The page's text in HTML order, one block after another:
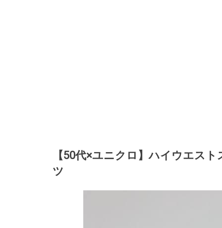
【50代×ユニクロ】ハイウエス
ツ